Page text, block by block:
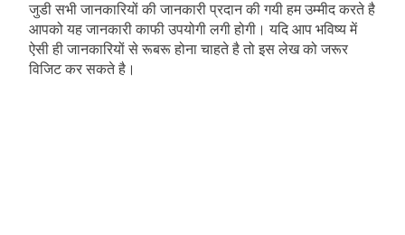
जुडी सभी जानकारियों की जानकारी प्रदान की गयी हम उम्मीद करते है
आपको यह जानकारी काफी उपयोगी लगी होगी। यदि आप भविष्य में
ऐसी ही जानकारियों से रूबरू होना चाहते है तो इस लेख को जरूर
विजिट कर सकते है।